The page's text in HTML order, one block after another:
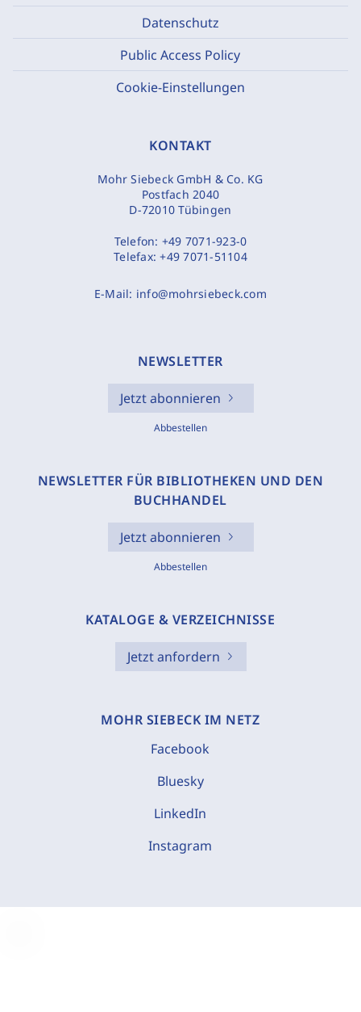
Datenschutz
Public Access Policy
Cookie-Einstellungen
KONTAKT
Mohr Siebeck GmbH & Co. KG
Postfach 2040
D-72010 Tübingen
Telefon: +49 7071-923-0
Telefax:+49 7071-51104
E-Mail: info@mohrsiebeck.com
NEWSLETTER
Jetzt abonnieren
Abbestellen
NEWSLETTER FÜR BIBLIOTHEKEN UND DEN
BUCHHANDEL
Jetzt abonnieren
Abbestellen
KATALOGE & VERZEICHNISSE
Jetzt anfordern
MOHR SIEBECK IM NETZ
Facebook
Bluesky
LinkedIn
Instagram